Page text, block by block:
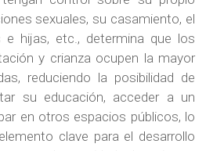
sexuales, su casamiento, el
e hijas, etc., determina que los
y crianza ocupen la mayor
reduciendo la posibilidad de
su educación, acceder a un
en otros espacios públicos, lo
clave para el desarrollo